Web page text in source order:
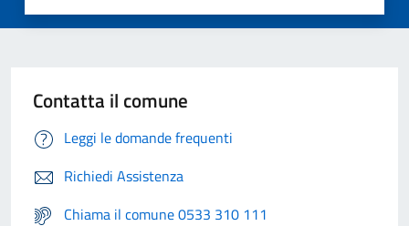
Contatta il comune
Leggi le domande frequenti
Richiedi Assistenza
Chiama il comune 0533 310 111